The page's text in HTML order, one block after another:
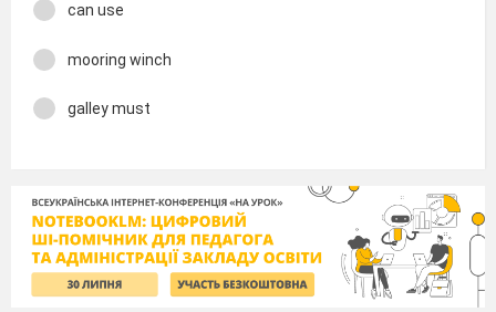
can use
mooring winch
galley must